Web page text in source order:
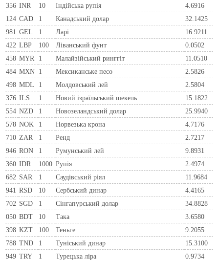
356 INR 10 Індійська рупія
4.6916
124 CAD 1 Канадський долар
32.1425
981 GEL 1 Ларi
16.9211
422 LBP 100 Ліванський фунт
0.0502
458 MYR 1 Малайзійський ринггіт
11.0510
484 MXN 1 Мексиканське песо
2.5826
498 MDL 1 Молдовський лей
2.5804
376 ILS 1 Новий ізраїльський шекель
15.1822
554 NZD 1 Новозеландський долар
25.9940
578 NOK 1 Норвезька крона
4.7176
710 ZAR 1 Ренд
2.7217
946 RON 1 Румунський лей
9.8931
360 IDR 1000 Рупія
2.4974
682 SAR 1 Саудівський ріял
11.9684
941 RSD 10 Сербський динар
4.4165
702 SGD 1 Сінгапурський долар
34.8828
050 BDT 10 Така
3.6580
398 KZT 100 Теньге
9.2055
788 TND 1 Туніський динар
15.3100
949 TRY 1 Турецька ліра 0.9734